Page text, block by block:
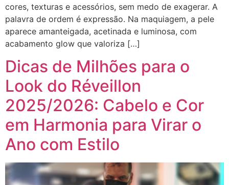
cores, texturas e acessórios, sem medo de exagerar. A
palavra de ordem é expressão. Na maquiagem, a pele
aparece amanteigada, acetinada e luminosa, com
acabamento glow que valoriza […]
Dicas de Milhões para o
Look do Réveillon
2025/2026: Cabelo e Cor
em Harmonia para Virar o
Ano com Estilo